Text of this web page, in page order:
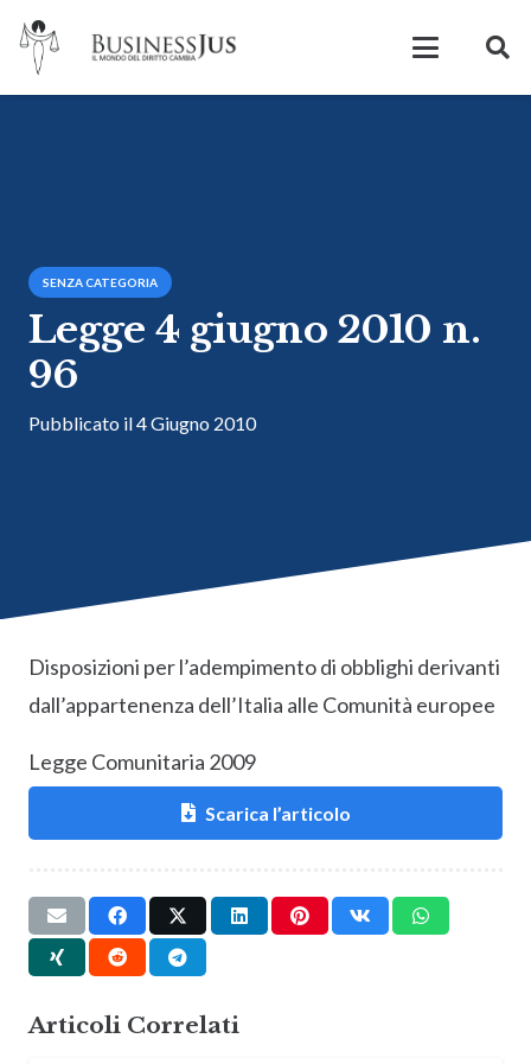
SENZA CATEGORIA
Legge 4 giugno 2010 n.
96
Pubblicato il4 Giugno 2010
Disposizioni per l’adempimento di obblighi derivanti
dall’appartenenza dell’Italia alle Comunità europee
Legge Comunitaria 2009
Scarica l’articolo
Articoli Correlati